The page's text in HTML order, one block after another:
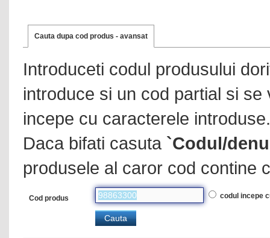
Cauta dupa cod produs - avansat
Introduceti codul produsului
introduce si un cod partial si
incepe cu caracterele introduse.
Daca bifati casuta `Codul/
produsele al caror cod contine
Cod produs codul incepe